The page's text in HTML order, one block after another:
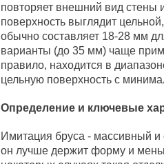
повторяет внешний вид стены
поверхность выглядит
обычно составляет 18-28 мм
варианты (до 35 мм) чаще
правило, находится в
цельную поверхность с
Определение и ключевые
Имитация бруса - массивный
он лучше держит форму и